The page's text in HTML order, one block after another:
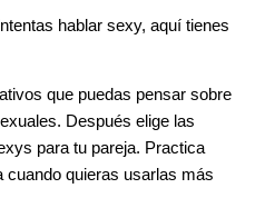
hablar sexy, aquí tienes
que puedas pensar sobre
Después elige las
para tu pareja. Practica
cuando quieras usarlas más